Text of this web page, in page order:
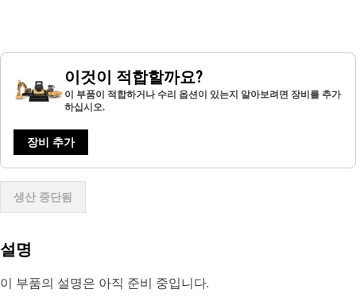
이것이 적합할까요?
이 부품이 적합하거나 수리 옵션이 있는지 알아보려면 장비를 추가
하십시오.
장비 추가
생산 중단됨
설명
이 부품의 설명은 아직 준비 중입니다.